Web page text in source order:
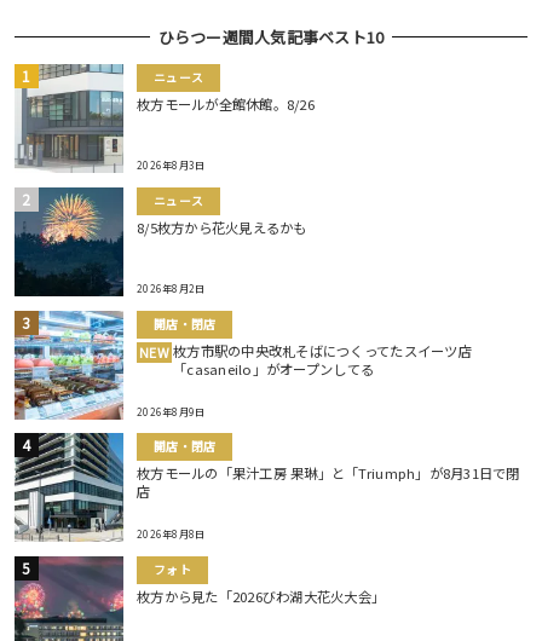
ひらつー週間人気記事ベスト10
ニュース
枚方モールが全館休館。8/26
2026年8月3日
ニュース
8/5枚方から花火見えるかも
2026年8月2日
開店・閉店
NEW 枚方市駅の中央改札そばにつくってたスイーツ店
「casaneilo」がオープンしてる
2026年8月9日
開店・閉店
枚方モールの「果汁工房 果琳」と「Triumph」が8月31日で閉
店
2026年8月8日
フォト
枚方から見た「2026びわ湖大花火大会」